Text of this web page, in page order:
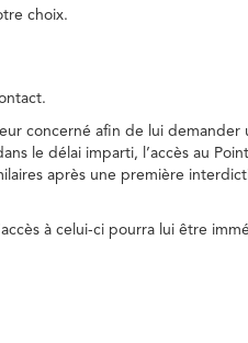
choix.
concerné afin de lui demander
le délai imparti, l’accès au
après une première
à celui-ci pourra lui être